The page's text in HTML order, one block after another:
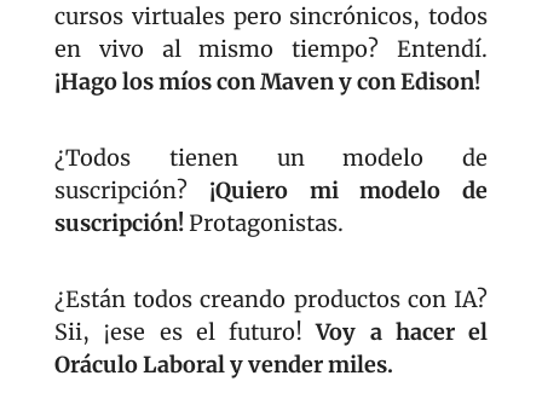
cursos virtuales pero sincrónicos, todos
¡Hago los míos con Maven y con Edison!
¿Todos tienen un modelo de
suscripción? ¡Quiero mi modelo de
suscripción! Protagonistas.
¿Están todos creando productos con IA?
Sii, ¡ese es el futuro! Voy a hacer el
Oráculo Laboral y vender miles.